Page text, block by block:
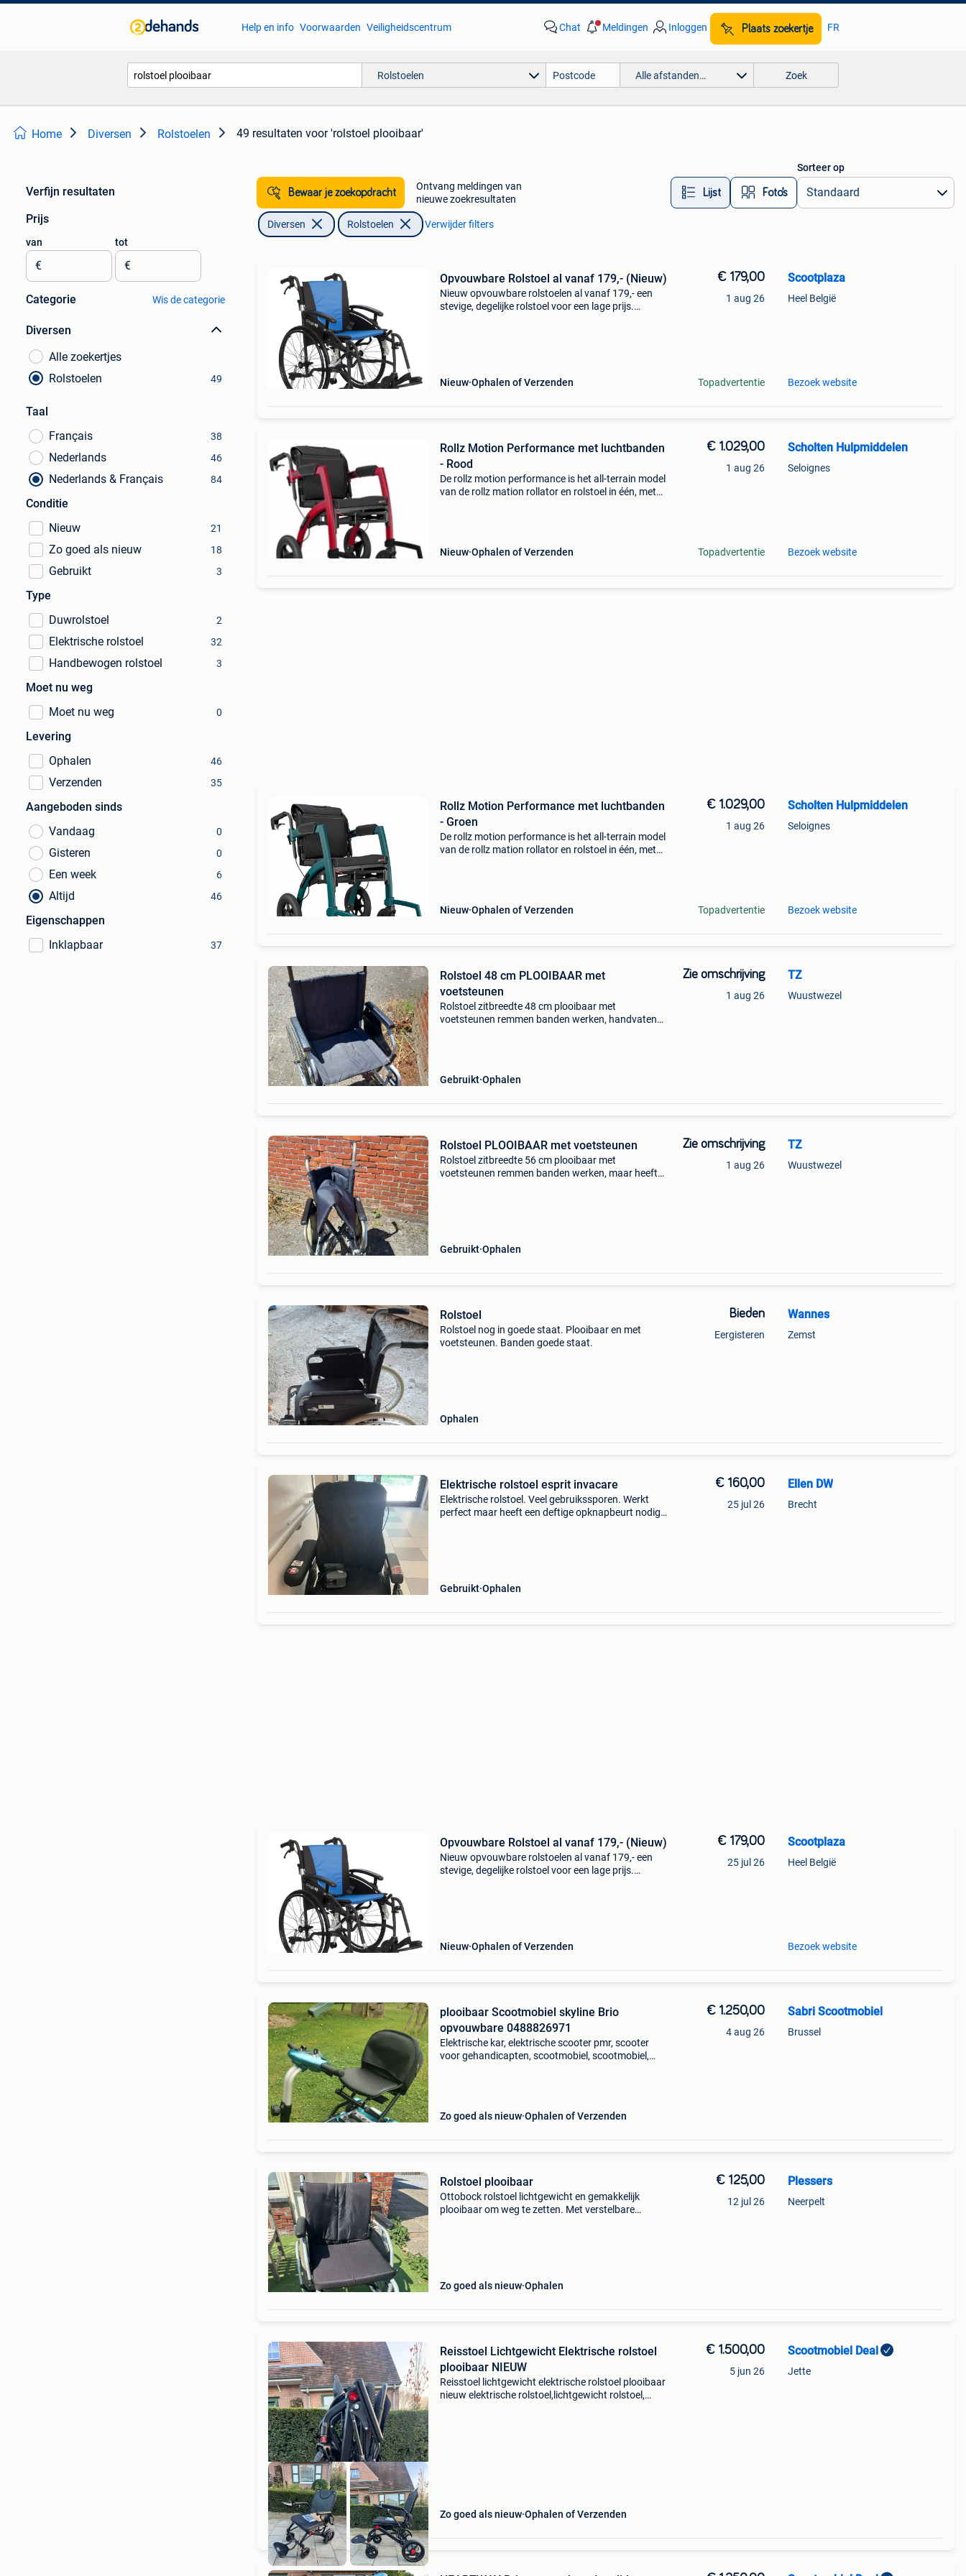
Help en info Voorwaarden Veiligheidscentrum Chat Meldingen Inloggen Plaats zoekertje FR
Rolstoelen Alle afstanden… Zoek
Home Diversen Rolstoelen 49 resultaten voor 'rolstoel plooibaar'
Verfijn resultaten
Prijs
van
€
tot
€
Categorie Wis de categorie
Diversen
Alle zoekertjes
Rolstoelen
49
Taal
Français
38
Nederlands 46
Nederlands & Français 84
Conditie
Nieuw
21
Zo goed als nieuw 18
Gebruikt 3
Type
Duwrolstoel
2
Elektrische rolstoel 32
Handbewogen rolstoel 3
Moet nu weg
Moet nu weg
0
Levering
Ophalen
46
Verzenden 35
Aangeboden sinds
Vandaag
0
Gisteren 0
Een week 6
Altijd 46
Eigenschappen
Inklapbaar
37
Bewaar je zoekopdracht
Ontvang meldingen van
nieuwe zoekresultaten
Lijst Foto’s
Sorteer op
Diversen Rolstoelen Verwijder filters
Opvouwbare Rolstoel al vanaf 179,- (Nieuw)
Nieuw opvouwbare rolstoelen al vanaf 179,- een
stevige, degelijke rolstoel voor een lage prijs.
Nieuw Ophalen of Verzenden
€ 179,00
1 aug 26
Topadvertentie
Scootplaza
Heel België
Bezoek website
Rollz Motion Performance met luchtbanden
- Rood
De rollz motion performance is het all-terrain model
van de rollz mation rollator en rolstoel in één, met
Nieuw Ophalen of Verzenden
€ 1.029,00
1 aug 26
Topadvertentie
Scholten Hulpmiddelen
Seloignes
Bezoek website
Rollz Motion Performance met luchtbanden
- Groen
De rollz motion performance is het all-terrain model
van de rollz mation rollator en rolstoel in één, met
Nieuw Ophalen of Verzenden
€ 1.029,00
1 aug 26
Topadvertentie
Scholten Hulpmiddelen
Seloignes
Bezoek website
Rolstoel 48 cm PLOOIBAAR met
voetsteunen
Rolstoel zitbreedte 48 cm plooibaar met
voetsteunen remmen banden werken, handvaten
Gebruikt Ophalen
Zie omschrijving
1 aug 26
TZ
Wuustwezel
Rolstoel PLOOIBAAR met voetsteunen
Rolstoel zitbreedte 56 cm plooibaar met
voetsteunen remmen banden werken, maar heeft
Gebruikt Ophalen
Zie omschrijving
1 aug 26
TZ
Wuustwezel
Rolstoel
Rolstoel nog in goede staat. Plooibaar en met
voetsteunen. Banden goede staat.
Ophalen
Bieden
Eergisteren
Wannes
Zemst
Elektrische rolstoel esprit invacare
Elektrische rolstoel. Veel gebruikssporen. Werkt
perfect maar heeft een deftige opknapbeurt nodig.
Gebruikt Ophalen
€ 160,00
25 jul 26
Ellen DW
Brecht
Opvouwbare Rolstoel al vanaf 179,- (Nieuw)
Nieuw opvouwbare rolstoelen al vanaf 179,- een
stevige, degelijke rolstoel voor een lage prijs.
Nieuw Ophalen of Verzenden
€ 179,00
25 jul 26
Scootplaza
Heel België
Bezoek website
plooibaar Scootmobiel skyline Brio
opvouwbare 0488826971
Elektrische kar, elektrische scooter pmr, scooter
voor gehandicapten, scootmobiel, scootmobiel,
Zo goed als nieuw Ophalen of Verzenden
€ 1.250,00
4 aug 26
Sabri Scootmobiel
Brussel
Rolstoel plooibaar
Ottobock rolstoel lichtgewicht en gemakkelijk
plooibaar om weg te zetten. Met verstelbare
Zo goed als nieuw Ophalen
€ 125,00
12 jul 26
Plessers
Neerpelt
Reisstoel Lichtgewicht Elektrische rolstoel
plooibaar NIEUW
Reisstoel lichtgewicht elektrische rolstoel plooibaar
nieuw elektrische rolstoel,lichtgewicht rolstoel,
Zo goed als nieuw Ophalen of Verzenden
€ 1.500,00
5 jun 26
Scootmobiel Deal
Jette